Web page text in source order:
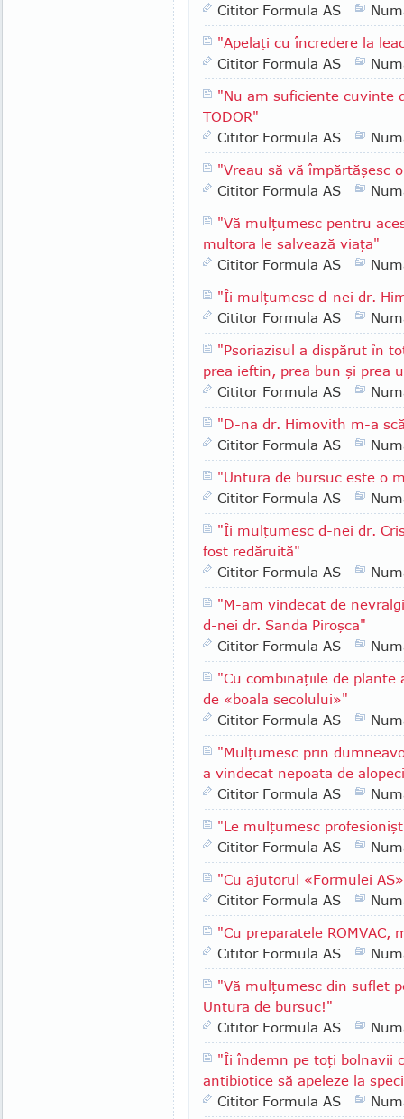
Cititor Formula AS
"Apelaţi cu încredere la
Cititor Formula AS
"Nu am suficiente cuvinte
TODOR"
Cititor Formula AS
"Vreau să vă împărtăşesc
Cititor Formula AS
"Vă mulţumesc pentru
multora le salvează viaţa"
Cititor Formula AS
"Îi mulţumesc d-nei dr.
Cititor Formula AS
"Psoriazisul a dispărut în
prea ieftin, prea bun şi prea
Cititor Formula AS
"D-na dr. Himovith m-a
Cititor Formula AS
"Untura de bursuc este o
Cititor Formula AS
"Îi mulţumesc d-nei dr.
fost redăruită"
Cititor Formula AS
"M-am vindecat de
d-nei dr. Sanda Piroşca"
Cititor Formula AS
"Cu combinaţiile de plante
de «boala secolului»"
Cititor Formula AS
"Mulţumesc prin
a vindecat nepoata de
Cititor Formula AS
"Le mulţumesc
Cititor Formula AS
"Cu ajutorul «Formulei
Cititor Formula AS
"Cu preparatele
Cititor Formula AS
"Vă mulţumesc din suflet
Untura de bursuc!"
Cititor Formula AS
"Îi îndemn pe toţi bolnavii
antibiotice să apeleze la
Cititor Formula AS